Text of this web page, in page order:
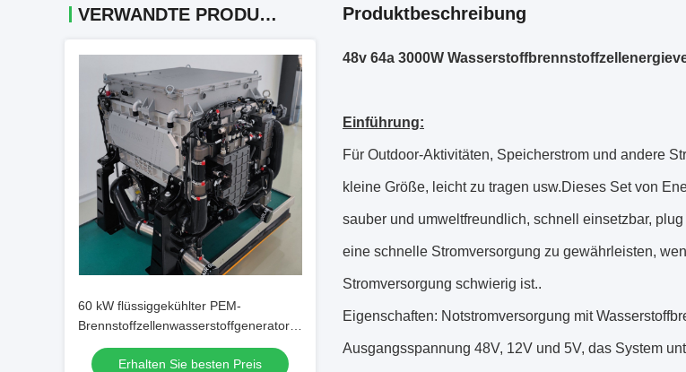
VERWANDTE PRODUKTE
60 kW flüssiggekühlter PEM-
Brennstoffzellenwasserstoffgenerator
mit 99,99% Wasserstoffreinheit
Erhalten Sie besten Preis
Produktbeschreibung
48v 64a 3000W
Einführung:
Für Outdoor-Aktivitäten, Speicherstrom und andere
kleine Größe, leicht zu tragen usw.Dieses Set von
sauber und umweltfreundlich, schnell einsetzbar,
eine schnelle Stromversorgung zu gewährleisten,
Stromversorgung schwierig ist..
Eigenschaften: Notstromversorgung mit
Ausgangsspannung 48V, 12V und 5V, das System